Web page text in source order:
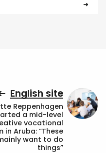
English site
Reppenhagen
a mid-level
vocational
in Aruba: “These
want to do
things”